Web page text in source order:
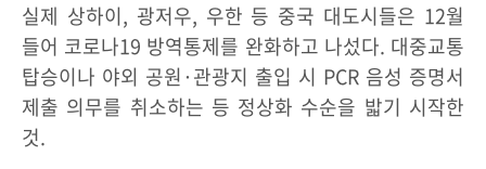
실제 상하이, 광저우, 우한 등 중국 대도시들은 12월
들어 코로나19 방역통제를 완화하고 나섰다. 대중교통
탑승이나 야외 공원·관광지 출입 시 PCR 음성 증명서
제출 의무를 취소하는 등 정상화 수순을 밟기 시작한
것.